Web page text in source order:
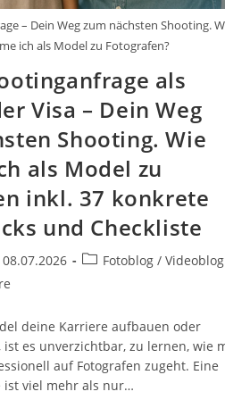
– Dein Weg zum nächsten Shooting.
ich als Model zu Fotografen?
als
Visa – Dein Weg
Shooting. Wie
als Model zu
inkl. 37 konkrete
und Checkliste
08.07.2026
Beitrags-
Fotoblog / Videoblog
deine Karriere aufbauen oder
es unverzichtbar, zu lernen, wie
auf Fotografen zugeht. Eine
ist viel mehr als nur…